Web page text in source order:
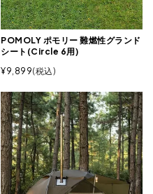
POMOLY ポモリー 難燃性グランド
シート(Circle 6用)
¥9,899 税込